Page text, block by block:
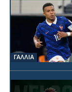
ΓΑΛΛΙΑ